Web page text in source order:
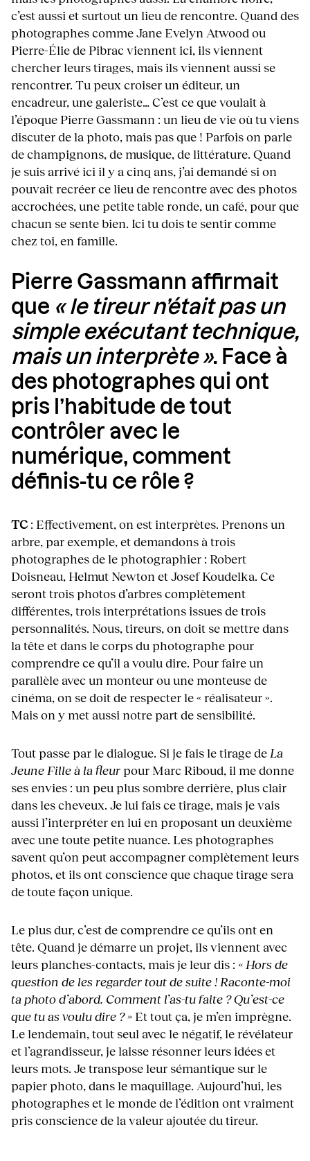
c’est aussi et surtout un lieu de rencontre. Quand des
photographes comme Jane Evelyn Atwood ou
Pierre-Élie de Pibrac viennent ici, ils viennent
chercher leurs tirages, mais ils viennent aussi se
rencontrer. Tu peux croiser un éditeur, un
encadreur, une galeriste… C’est ce que voulait à
l’époque Pierre Gassmann : un lieu de vie où tu viens
discuter de la photo, mais pas que ! Parfois on parle
de champignons, de musique, de littérature. Quand
je suis arrivé ici il y a cinq ans, j’ai demandé si on
pouvait recréer ce lieu de rencontre avec des photos
accrochées, une petite table ronde, un café, pour que
chacun se sente bien. Ici tu dois te sentir comme
chez toi, en famille.
Pierre Gassmann affirmait
que « le tireur n’était pas un
simple exécutant technique,
mais un interprète ». Face à
des photographes qui ont
pris l’habitude de tout
contrôler avec le
numérique, comment
définis-tu ce rôle ?
TC : Effectivement, on est interprètes. Prenons un
arbre, par exemple, et demandons à trois
photographes de le photographier : Robert
Doisneau, Helmut Newton et Josef Koudelka. Ce
seront trois photos d’arbres complètement
différentes, trois interprétations issues de trois
personnalités. Nous, tireurs, on doit se mettre dans
la tête et dans le corps du photographe pour
comprendre ce qu’il a voulu dire. Pour faire un
parallèle avec un monteur ou une monteuse de
cinéma, on se doit de respecter le « réalisateur ».
Mais on y met aussi notre part de sensibilité.
Tout passe par le dialogue. Si je fais le tirage deLa
Jeune Fille à la fleurpour Marc Riboud, il me donne
ses envies : un peu plus sombre derrière, plus clair
dans les cheveux. Je lui fais ce tirage, mais je vais
aussi l’interpréter en lui en proposant un deuxième
avec une toute petite nuance. Les photographes
savent qu’on peut accompagner complètement leurs
photos, et ils ont conscience que chaque tirage sera
de toute façon unique.
Le plus dur, c’est de comprendre ce qu’ils ont en
tête. Quand je démarre un projet, ils viennent avec
leurs planches-contacts, mais je leur dis : « Hors de
question de les regarder tout de suite ! Raconte-moi
ta photo d’abord. Comment l’as-tu faite ? Qu’est-ce
que tu as voulu dire ? » Et tout ça, je m’en imprègne.
Le lendemain, tout seul avec le négatif, le révélateur
et l’agrandisseur, je laisse résonner leurs idées et
leurs mots. Je transpose leur sémantique sur le
papier photo, dans le maquillage. Aujourd’hui, les
photographes et le monde de l’édition ont vraiment
pris conscience de la valeur ajoutée du tireur.